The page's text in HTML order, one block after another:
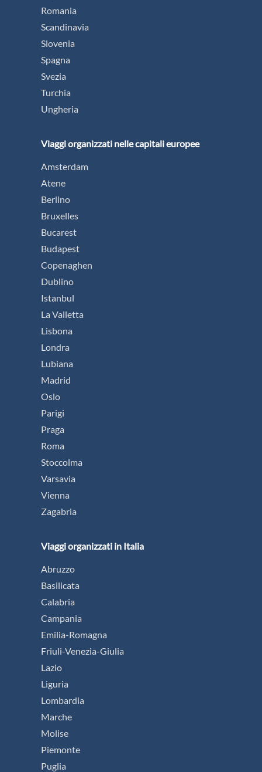
Romania
Scandinavia
Slovenia
Spagna
Svezia
Turchia
Ungheria
Viaggi organizzati nelle capitali europee
Amsterdam
Atene
Berlino
Bruxelles
Bucarest
Budapest
Copenaghen
Dublino
Istanbul
La Valletta
Lisbona
Londra
Lubiana
Madrid
Oslo
Parigi
Praga
Roma
Stoccolma
Varsavia
Vienna
Zagabria
Viaggi organizzati in Italia
Abruzzo
Basilicata
Calabria
Campania
Emilia-Romagna
Friuli-Venezia-Giulia
Lazio
Liguria
Lombardia
Marche
Molise
Piemonte
Puglia